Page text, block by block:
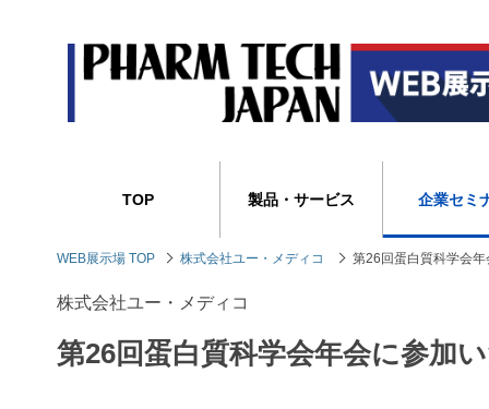
TOP 製品・サービス 企業セミ
WEB展示場 TOP 株式会社ユー・メディコ 第26回蛋白質科学会
株式会社ユー・メディコ
第26回蛋白質科学会年会に参加